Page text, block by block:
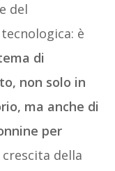
del
è
di
non solo in
ma anche di
per
crescita della